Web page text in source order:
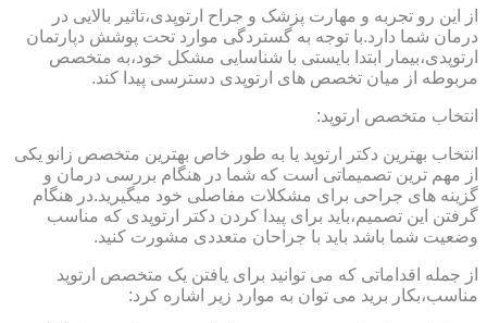
از این رو تجربه و مهارت پزشک و جراح ارتوپدی،تاثیر بالایی در
درمان شما دارد.با توجه به گستردگی موارد تحت پوشش دپارتمان
ارتوپدی،بیمار ابتدا بایستی با شناسایی مشکل خود،به متخصص
مربوطه از میان تخصص های ارتوپدی دسترسی پیدا کند.
انتخاب متخصص ارتوپد:
انتخاب بهترین دکتر ارتوپد یا به طور خاص بهترین متخصص زانو یکی
از مهم ترین تصمیماتی است که شما در هنگام بررسی درمان و
گزینه های جراحی برای مشکلات مفاصلی خود میگیرید.در هنگام
گرفتن این تصمیم،باید برای پیدا کردن دکتر ارتوپدی که مناسب
وضعیت شما باشد باید با جراحان متعددی مشورت کنید.
از جمله اقداماتی که می توانید برای یافتن یک متخصص ارتوپد
مناسب،بکار برید می توان به موارد زیر اشاره کرد: